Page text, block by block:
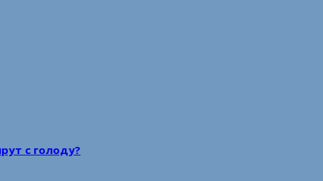
с голоду?